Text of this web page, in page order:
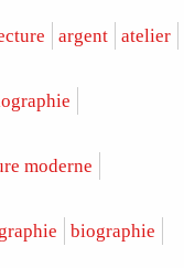
argent atelier
moderne
biographie